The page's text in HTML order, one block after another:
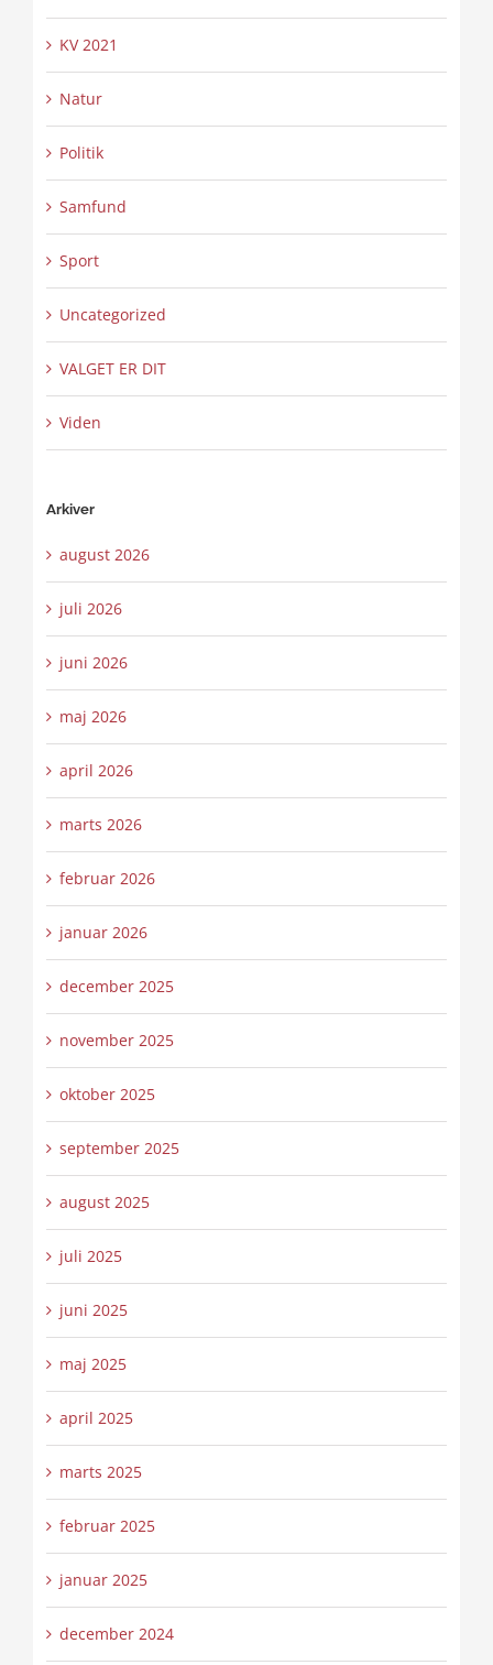
KV 2021
Natur
Politik
Samfund
Sport
Uncategorized
VALGET ER DIT
Viden
Arkiver
august 2026
juli 2026
juni 2026
maj 2026
april 2026
marts 2026
februar 2026
januar 2026
december 2025
november 2025
oktober 2025
september 2025
august 2025
juli 2025
juni 2025
maj 2025
april 2025
marts 2025
februar 2025
januar 2025
december 2024